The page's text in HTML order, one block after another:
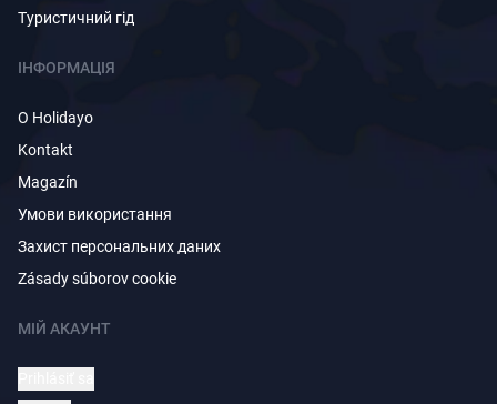
Туристичний гід
ІНФОРМАЦІЯ
O Holidayo
Kontakt
Magazín
Умови використання
Захист персональних даних
Zásady súborov cookie
МІЙ АКАУНТ